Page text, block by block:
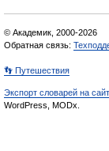
© Академик, 2000-2026
Обратная связь:
👣 Путешествия
Экспорт словарей на
WordPress, MODx.